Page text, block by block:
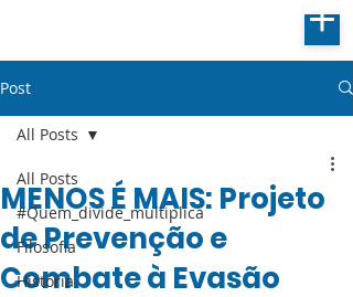
Post
All Posts
#Quem_divide_multiplica
Filosofia
História
All Posts
MENOS É MAIS: Projeto
de Prevenção e
Combate à Evasão